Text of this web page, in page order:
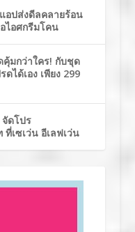
อปส่งดีลคลายร้อน
ไอศกรีมโคน
มกว่าใคร! กับชุด
ดได้เอง เพียง 299
จัดโปร
ที่เซเว่น อีเลฟเว่น